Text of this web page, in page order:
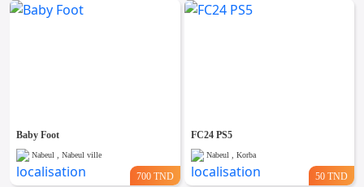
Baby Foot
Nabeul , Nabeul ville
700 TND
FC24 PS5
Nabeul , Korba
50 TND